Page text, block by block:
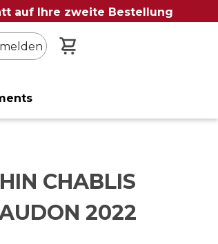
auf Ihre zweite Bestellung
CHABLIS
2022